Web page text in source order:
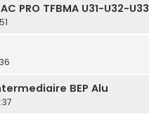
PRO TFBMA U31-U32-U33
BEP Alu